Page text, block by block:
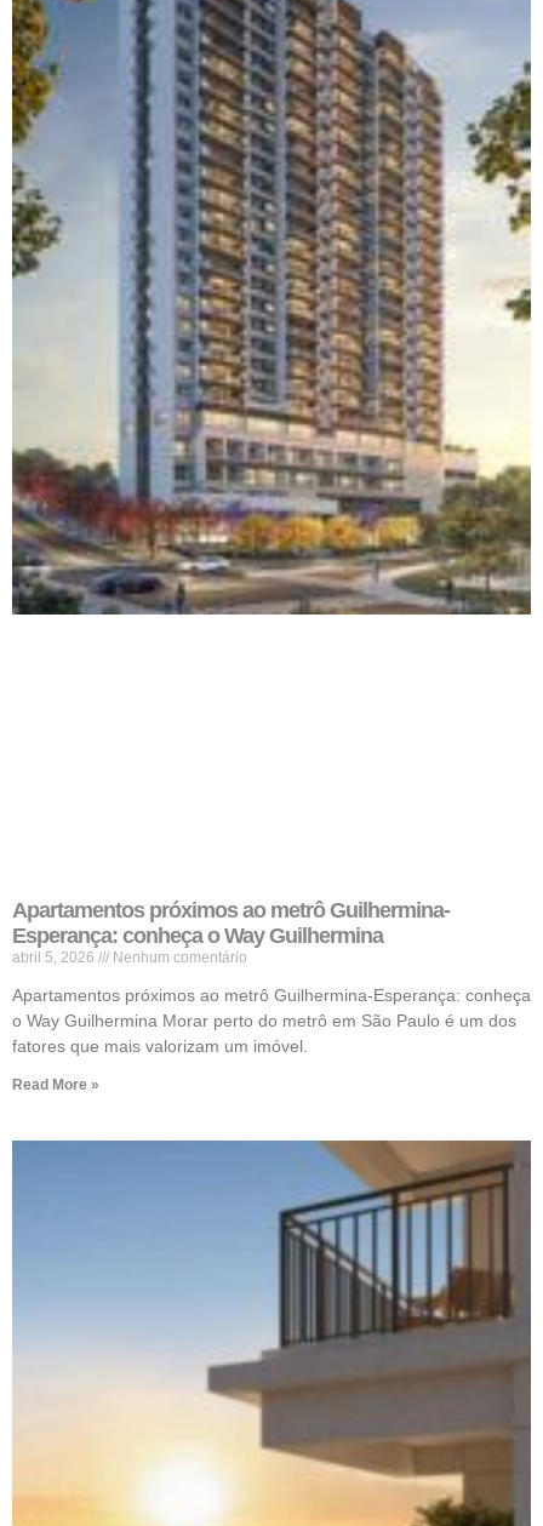
Apartamentos próximos ao metrô Guilhermina-
Esperança: conheça o Way Guilhermina
abril 5, 2026 Nenhum comentário
Apartamentos próximos ao metrô Guilhermina-Esperança: conheça
o Way Guilhermina Morar perto do metrô em São Paulo é um dos
fatores que mais valorizam um imóvel.
Read More »